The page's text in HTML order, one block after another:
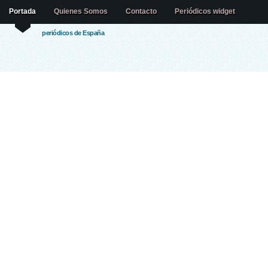
periódicos de España
Portada Quienes Somos Contacto Periódicos widget